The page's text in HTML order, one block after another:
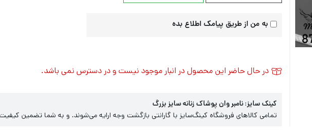
به من از طریق پیامک اطلاع بده
در حال حاضر این محصول در انبار موجود نیست و در دسترس نمی باشد.
کینک سایز: نامبر وان پوشاک زنانه سایز بزرگ
تمامی کالاهای فروشگاه کینگ‌سایز با گارانتی بازگشت وجه ارایه می‌شوند. و به شما تضمین